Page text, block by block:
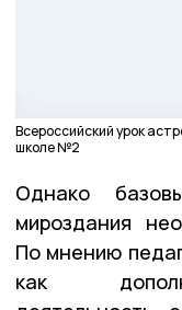
Всероссийский урок
школе №2
Однако
мироздания
По мнению
как